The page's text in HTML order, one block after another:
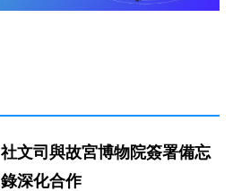
社文司與故宮博物院簽署備忘
錄深化合作